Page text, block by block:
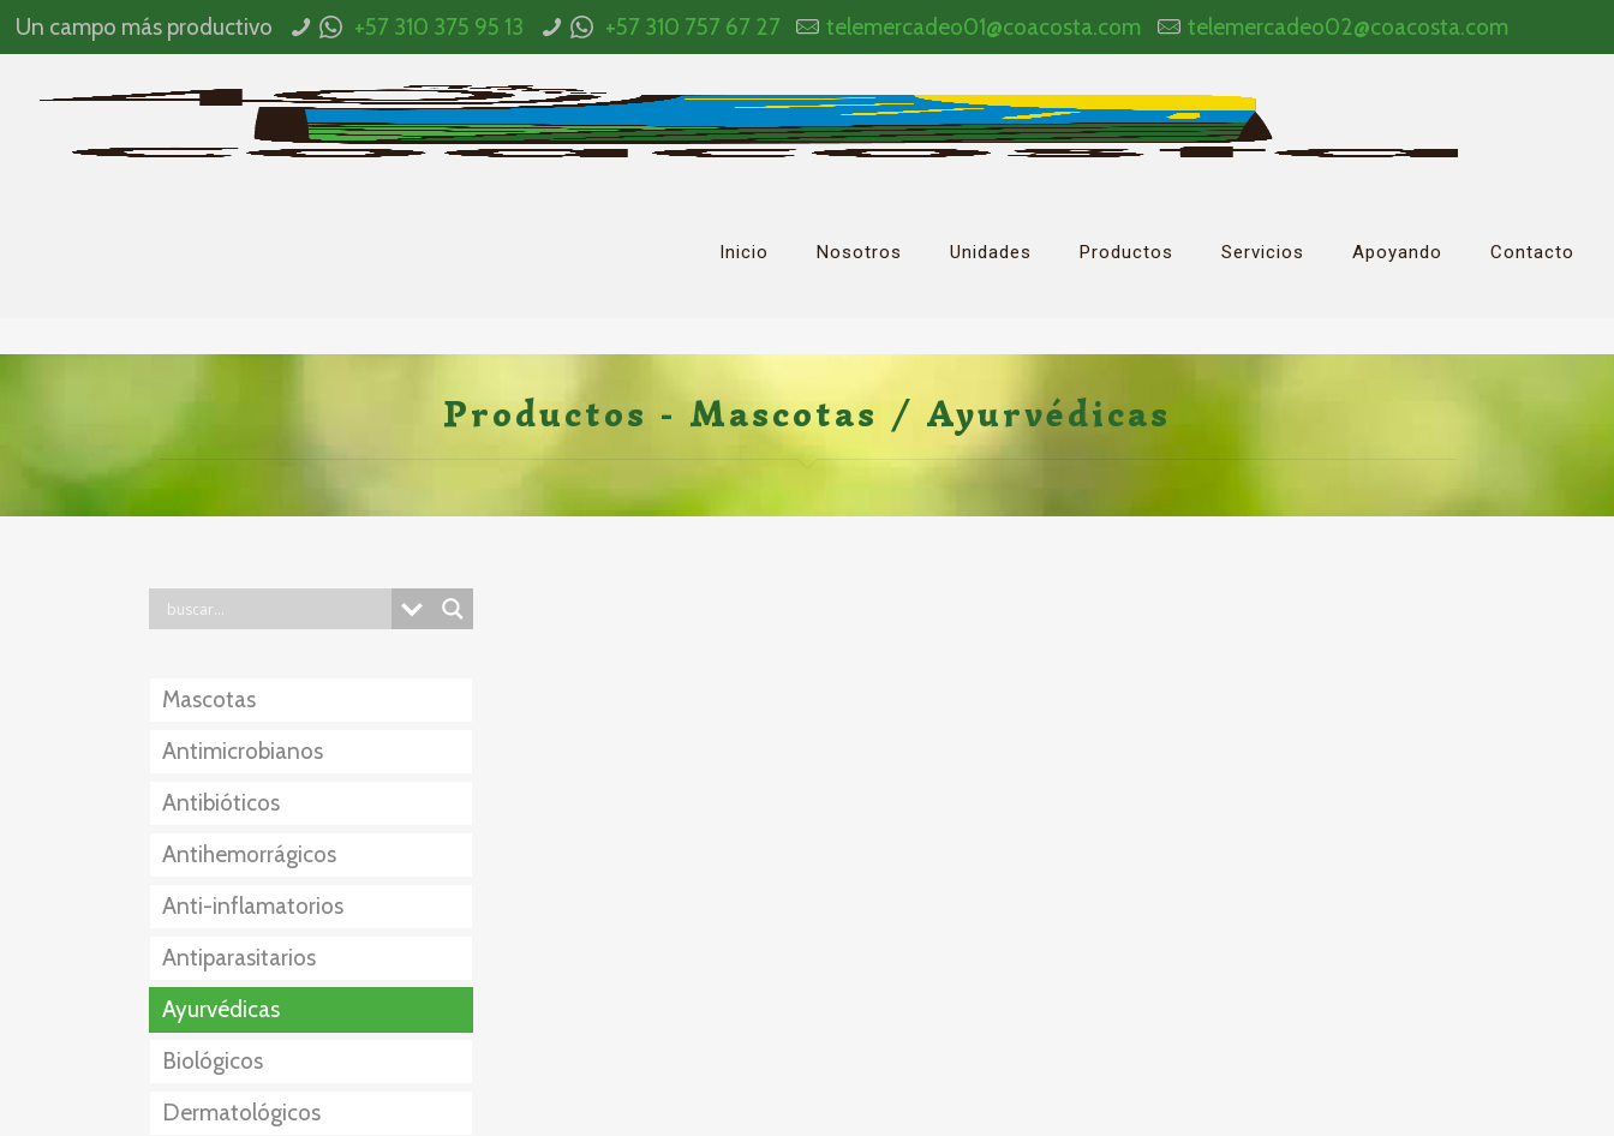
Un campo más productivo +57 310 375 95 13 +57 310 757 67 27 telemercadeo01@coacosta.com telemercadeo02@coacosta.com
Inicio Nosotros Unidades Productos Servicios Apoyando Contacto
Productos - Mascotas / Ayurvédicas
Mascotas
Antimicrobianos
Antibióticos
Antihemorrágicos
Anti-inflamatorios
Esteroidales
No Esteroidales
Antiparasitarios
Externos
Internos
Externo+Interno
Ayurvédicas
Biológicos
Dermatológicos